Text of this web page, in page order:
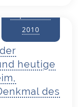
heutige
des
2010